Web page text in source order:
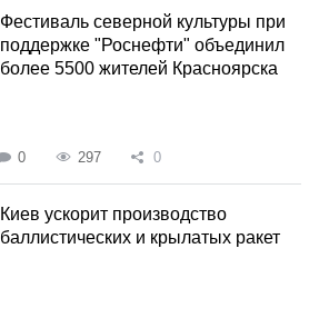
Фестиваль северной культуры при
поддержке "Роснефти" объединил
более 5500 жителей Красноярска
0 297 0
Киев ускорит производство
баллистических и крылатых ракет